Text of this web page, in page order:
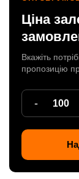
Ціна
Вкажіть
пропозицію
-